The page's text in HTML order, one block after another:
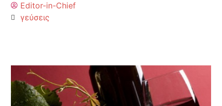
Editor-in-Chief
γεύσεις